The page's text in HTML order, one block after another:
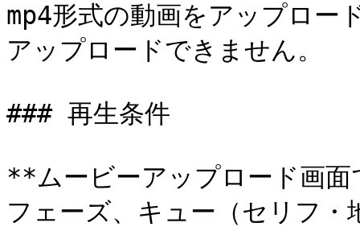
mp4形式の動画をアップロー
アップロードできません。
### 再生条件
**ムービーアップロード画
フェーズ、キュー（セリフ